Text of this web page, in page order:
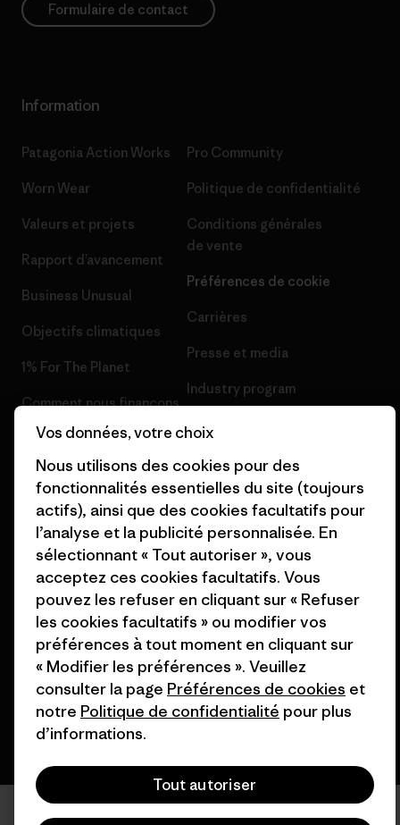
Formulaire de contact
Information
Patagonia Action Works
Worn Wear
Valeurs et projets
Rapport d’avancement
Business Unusual
Objectifs climatiques
1% For The Planet
Comment nous finançons
Cartes cadeaux
Nos magasins
Pro Community
Politique de confidentialité
Conditions générales
de vente
Préférences de cookie
Carrières
Presse et media
Industry program
Programme d’affiliation
Patagonia France Plan du site
© 2026 Patagonia, Inc. All Rights Reserved.
français
Vos données, votre choix
Nous utilisons des cookies pour des
fonctionnalités essentielles du site (toujours
actifs), ainsi que des cookies facultatifs pour
l’analyse et la publicité personnalisée. En
sélectionnant « Tout autoriser », vous
acceptez ces cookies facultatifs. Vous
pouvez les refuser en cliquant sur « Refuser
les cookies facultatifs » ou modifier vos
préférences à tout moment en cliquant sur
« Modifier les préférences ». Veuillez
consulter la page Préférences de cookies et
notre Politique de confidentialité pour plus
d’informations.
Tout autoriser